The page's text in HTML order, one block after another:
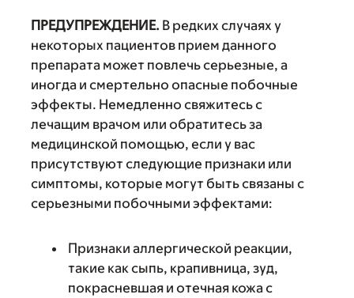
ПРЕДУПРЕЖДЕНИЕ. В редких случаях у
некоторых пациентов прием данного
препарата может повлечь серьезные, а
иногда и смертельно опасные побочные
эффекты. Немедленно свяжитесь с
лечащим врачом или обратитесь за
медицинской помощью, если у вас
присутствуют следующие признаки или
симптомы, которые могут быть связаны с
серьезными побочными эффектами:
Признаки аллергической реакции,
такие как сыпь, крапивница, зуд,
покрасневшая и отечная кожа с